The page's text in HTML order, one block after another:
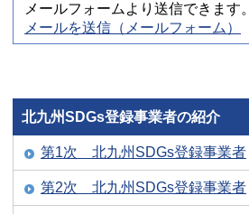
メールフォームより送信できます。
メールを送信（メールフォーム）
北九州SDGs登録事業者の紹介
第1次 北九州SDGs登録事業者
第2次 北九州SDGs登録事業者